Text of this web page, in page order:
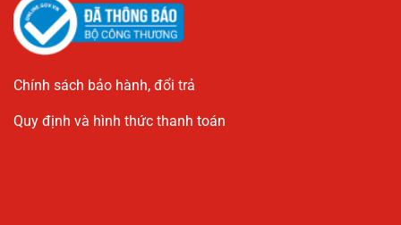
Chính sách bảo hành, đổi trả
Quy định và hình thức thanh toán